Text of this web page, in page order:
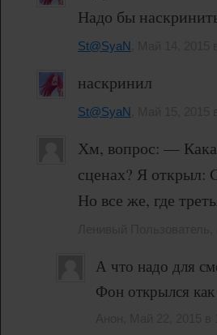
Надо бы
St@SyaN
наскринил
St@SyaN
Хм, вопрос: —
сценах? Я открыл:
Но все же, где
А что надо для
Фон открылся